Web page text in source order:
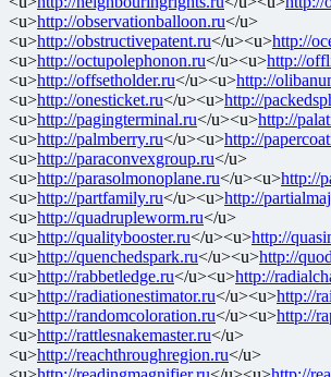
<u>http://observationballoon.ru</u>
<u>http://obstructivepatent.ru</u><u>http://
<u>http://octupolephonon.ru</u><u>http://
<u>http://offsetholder.ru</u><u>http://
<u>http://onesticket.ru</u><u>http://
<u>http://pagingterminal.ru</u><u>http://
<u>http://palmberry.ru</u><u>http://
<u>http://paraconvexgroup.ru</u>
<u>http://parasolmonoplane.ru</u><u>http://
<u>http://partfamily.ru</u><u>http://
<u>http://quadrupleworm.ru</u>
<u>http://qualitybooster.ru</u><u>http://
<u>http://quenchedspark.ru</u><u>http://
<u>http://rabbetledge.ru</u><u>http://
<u>http://radiationestimator.ru</u><u>http://
<u>http://randomcoloration.ru</u><u>http://
<u>http://rattlesnakemaster.ru</u>
<u>http://reachthroughregion.ru</u>